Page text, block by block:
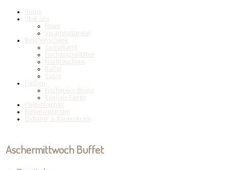
Home
Über uns
News
Veranstaltungen
Buschenschank
Speisekarte
Fischspezialitäten
Fischräuchern
Buffet
Busse
Fischen
Fischereiordnung
Kapitale Fänge
Fliegenfischen
Riesenaquarium
Oldtimer & Bauernkram
Aschermittwoch Buffet